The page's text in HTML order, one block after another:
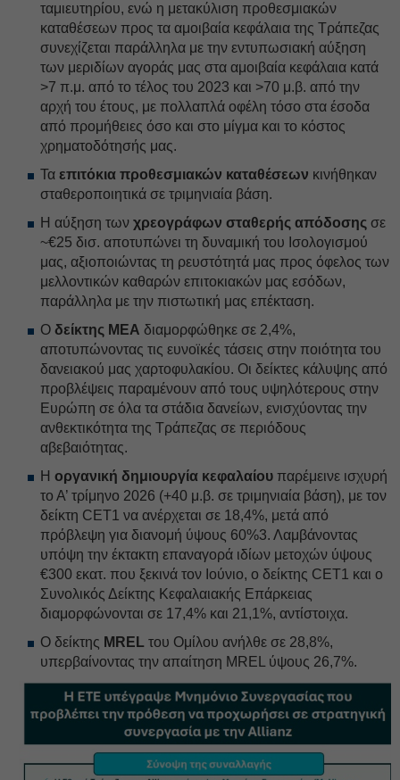
ταμιευτηρίου, ενώ η μετακύλιση προθεσμιακών
καταθέσεων προς τα αμοιβαία κεφάλαια της Τράπεζας
συνεχίζεται παράλληλα με την εντυπωσιακή αύξηση
των μεριδίων αγοράς μας στα αμοιβαία κεφάλαια κατά
>7 π.μ. από το τέλος του 2023 και >70 μ.β. από την
αρχή του έτους, με πολλαπλά οφέλη τόσο στα έσοδα
από προμήθειες όσο και στο μίγμα και το κόστος
χρηματοδότησής μας.
Τα επιτόκια προθεσμιακών καταθέσεων κινήθηκαν
σταθεροποιητικά σε τριμηνιαία βάση.
Η αύξηση των χρεογράφων σταθερής απόδοσης σε
~€25 δισ. αποτυπώνει τη δυναμική του Ισολογισμού
μας, αξιοποιώντας τη ρευστότητά μας προς όφελος των
μελλοντικών καθαρών επιτοκιακών μας εσόδων,
παράλληλα με την πιστωτική μας επέκταση.
Ο δείκτης ΜΕΑ διαμορφώθηκε σε 2,4%,
αποτυπώνοντας τις ευνοϊκές τάσεις στην ποιότητα του
δανειακού μας χαρτοφυλακίου. Οι δείκτες κάλυψης από
προβλέψεις παραμένουν από τους υψηλότερους στην
Ευρώπη σε όλα τα στάδια δανείων, ενισχύοντας την
ανθεκτικότητα της Τράπεζας σε περιόδους
αβεβαιότητας.
Η οργανική δημιουργία κεφαλαίου παρέμεινε ισχυρή
το Α’ τρίμηνο 2026 (+40 μ.β. σε τριμηνιαία βάση), με τον
δείκτη CET1 να ανέρχεται σε 18,4%, μετά από
πρόβλεψη για διανομή ύψους 60%3. Λαμβάνοντας
υπόψη την έκτακτη επαναγορά ιδίων μετοχών ύψους
€300 εκατ. που ξεκινά τον Ιούνιο, o δείκτης CET1 και ο
Συνολικός Δείκτης Κεφαλαιακής Επάρκειας
διαμορφώνονται σε 17,4% και 21,1%, αντίστοιχα.
O δείκτης MREL του Ομίλου ανήλθε σε 28,8%,
υπερβαίνοντας την απαίτηση MREL ύψους 26,7%.